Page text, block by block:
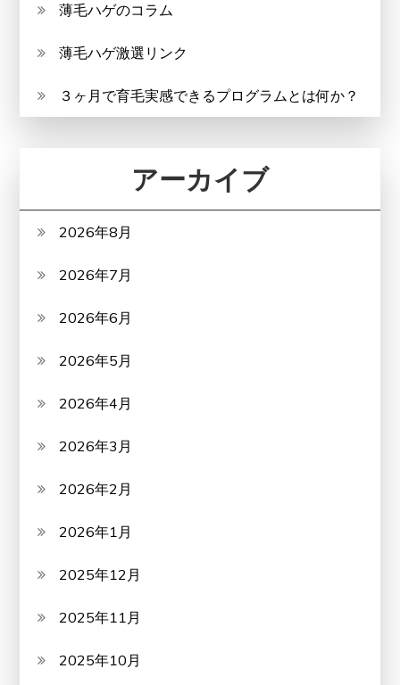
薄毛ハゲのコラム
薄毛ハゲ激選リンク
３ヶ月で育毛実感できるプログラムとは何か？
アーカイブ
2026年8月
2026年7月
2026年6月
2026年5月
2026年4月
2026年3月
2026年2月
2026年1月
2025年12月
2025年11月
2025年10月